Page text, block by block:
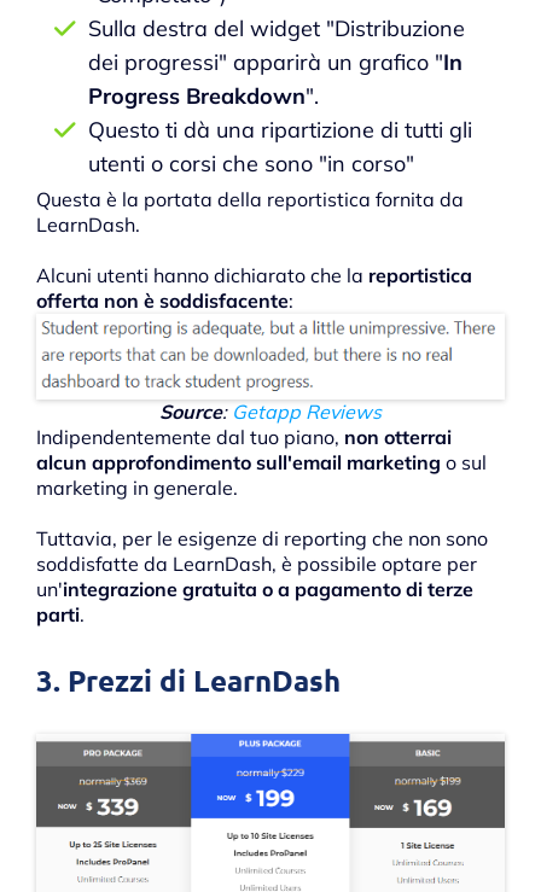
Sulla destra del widget "Distribuzione
dei progressi" apparirà un grafico "In
Progress Breakdown".
Questo ti dà una ripartizione di tutti gli
utenti o corsi che sono "in corso"
Questa è la portata della reportistica fornita da
LearnDash.
Alcuni utenti hanno dichiarato che la reportistica
offerta non è soddisfacente:
Source: Getapp Reviews
Indipendentemente dal tuo piano, non otterrai
alcun approfondimento sull'email marketing o sul
marketing in generale.
Tuttavia, per le esigenze di reporting che non sono
soddisfatte da LearnDash, è possibile optare per
un'integrazione gratuita o a pagamento di terze
parti.
3. Prezzi di LearnDash